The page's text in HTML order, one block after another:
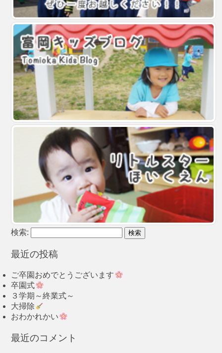
検索:
最近の投稿
ご卒園おめでとうございます
卒園式
３学期～終業式～
大掃除
おわかれかい
最近のコメント